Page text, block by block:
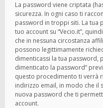
La password viene criptata
sicurezza. In ogni caso ti
password in troppi siti. La tua
tuo account su “Vecio.it”,
che in nessuna circostanza
possono legittimamente
dimenticassi la tua password,
dimenticato la password”
questo procedimento ti verrà
indirizzo email, in modo che il
nuova password che ti
account.